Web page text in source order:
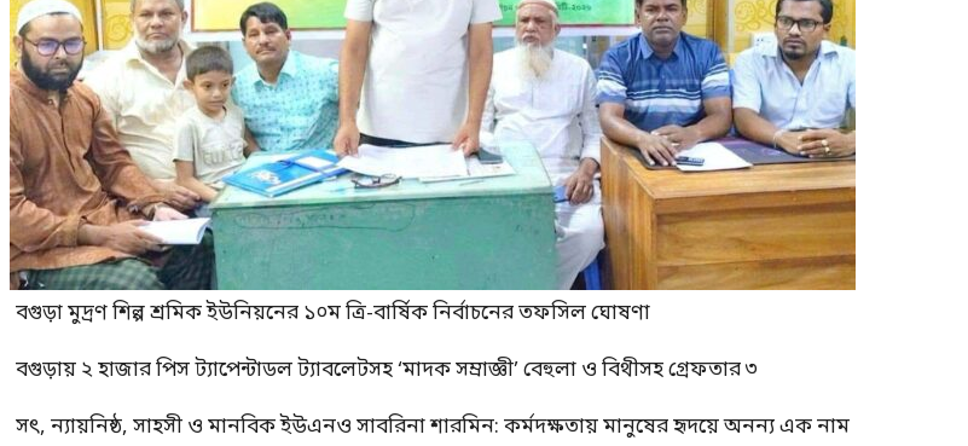
বগুড়া মুদ্রণ শিল্প শ্রমিক ইউনিয়নের ১০ম ত্রি-বার্ষিক নির্বাচনের তফসিল ঘোষণা
বগুড়ায় ২ হাজার পিস ট্যাপেন্টাডল ট্যাবলেটসহ ‘মাদক সম্রাজ্ঞী’ বেহুলা ও বিথীসহ গ্রেফতার ৩
সৎ, ন্যায়নিষ্ঠ, সাহসী ও মানবিক ইউএনও সাবরিনা শারমিন: কর্মদক্ষতায় মানুষের হৃদয়ে অনন্য এক নাম